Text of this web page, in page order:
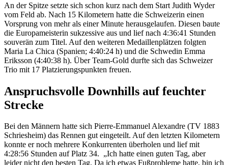
An der Spitze setzte sich schon kurz nach dem Start Judith Wyder
vom Feld ab. Nach 15 Kilometern hatte die Schweizerin einen
Vorsprung von mehr als einer Minute herausgelaufen. Diesen baute
die Europameisterin sukzessive aus und lief nach 4:36:41 Stunden
souverän zum Titel. Auf den weiteren Medaillenplätzen folgten
Maria La Chica (Spanien; 4:40:24 h) und die Schwedin Emma
Eriksson (4:40:38 h). Über Team-Gold durfte sich das Schweizer
Trio mit 17 Platzierungspunkten freuen.
Anspruchsvolle Downhills auf feuchter
Strecke
Bei den Männern hatte sich Pierre-Emmanuel Alexandre (TV 1883
Schriesheim) das Rennen gut eingeteilt. Auf den letzten Kilometern
konnte er noch mehrere Konkurrenten überholen und lief mit
4:28:56 Stunden auf Platz 34. „Ich hatte einen guten Tag, aber
leider nicht den besten Tag. Da ich etwas Fußprobleme hatte, bin ich